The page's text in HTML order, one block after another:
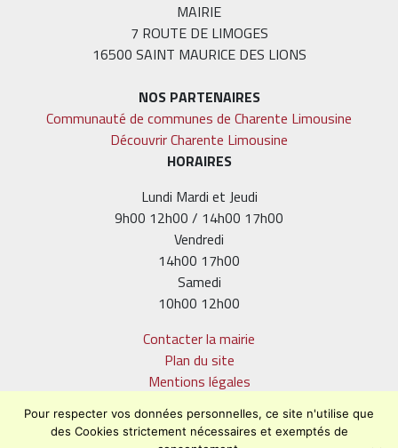
MAIRIE
7 ROUTE DE LIMOGES
16500 SAINT MAURICE DES LIONS
NOS PARTENAIRES
Communauté de communes de Charente Limousine
Découvrir Charente Limousine
HORAIRES
Lundi Mardi et Jeudi
9h00 12h00 / 14h00 17h00
Vendredi
14h00 17h00
Samedi
10h00 12h00
Contacter la mairie
Plan du site
Mentions légales
Confidentialité
Accessibilité (en cours)
Pour respecter vos données personnelles, ce site n'utilise que
des Cookies strictement nécessaires et exemptés de